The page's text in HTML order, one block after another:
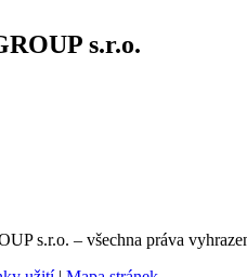
s.r.o.
s.r.o. – všechna práva